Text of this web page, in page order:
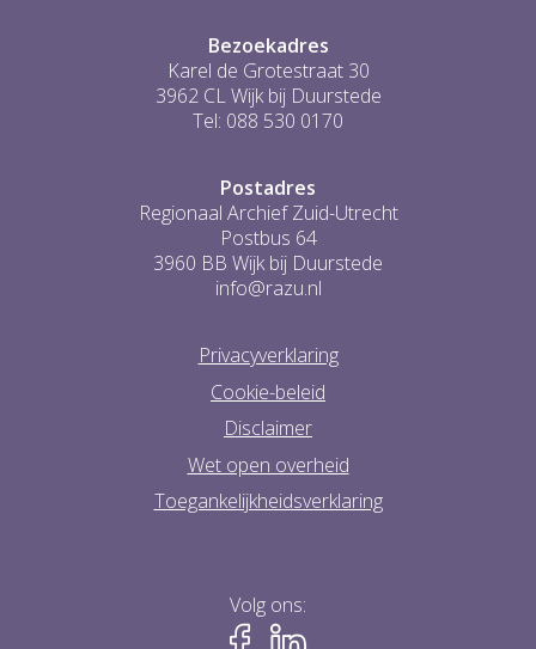
Bezoekadres
Karel de Grotestraat 30
3962 CL Wijk bij Duurstede
Tel: 088 530 0170
Postadres
Regionaal Archief Zuid-Utrecht
Postbus 64
3960 BB Wijk bij Duurstede
info@razu.nl
Privacyverklaring
Cookie-beleid
Disclaimer
Wet open overheid
Toegankelijkheidsverklaring
Volg ons: